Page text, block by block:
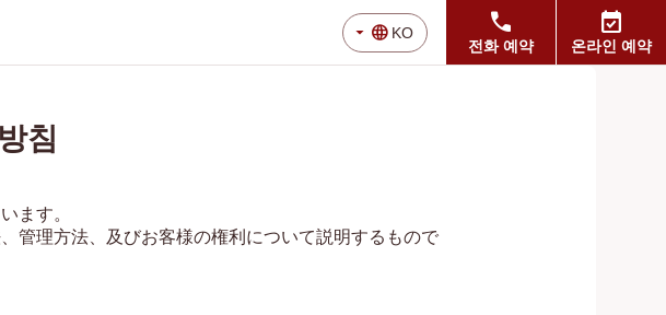
arrow_drop_down language KO call
전화 예약
event_available
온라인 예약
침
ます。
管理方法、及びお客様の権利について説明するもので